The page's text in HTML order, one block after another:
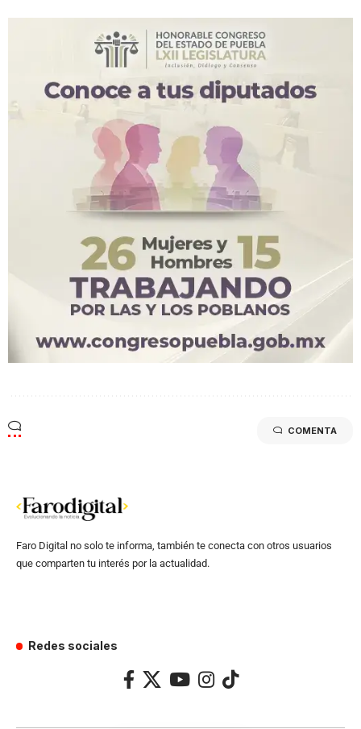
COMENTA
Faro Digital no solo te informa, también te conecta con otros usuarios
que comparten tu interés por la actualidad.
Redes sociales